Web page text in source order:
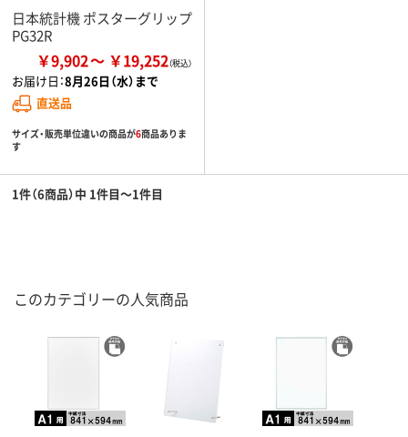
日本統計機 ポスターグリップ
PG32R
￥9,902 ￥19,252
お届け日：8月26日（水）まで
直送品
サイズ・販売単位違いの商品が6商品ありま
す
1件（6商品）中 1件目～1件目
このカテゴリーの人気商品